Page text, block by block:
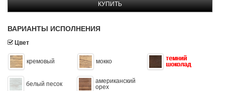
КУПИТЬ
ВАРИАНТЫ ИСПОЛНЕНИЯ
Цвет
кремовый мокко
темний
шоколад
белый песок
американский
орех